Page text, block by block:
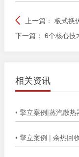
上一篇： 板式换
下一篇： 6个核心技
相关资讯
• 擎立案例|蒸汽散